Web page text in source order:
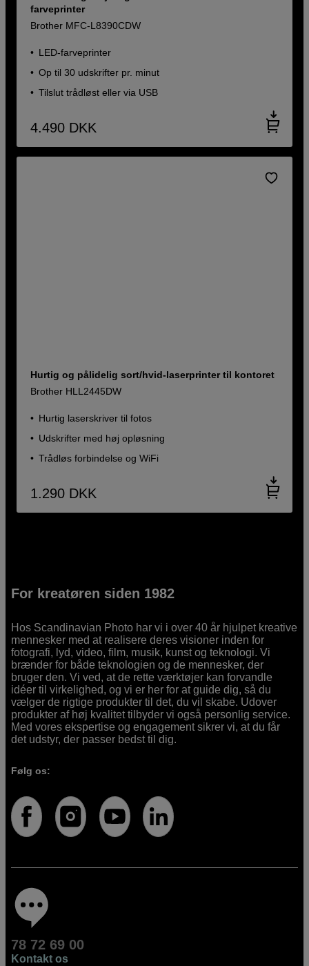
farveprinter
Brother MFC-L8390CDW
LED-farveprinter
Op til 30 udskrifter pr. minut
Tilslut trådløst eller via USB
4.490 DKK
Hurtig og pålidelig sort/hvid-laserprinter til kontoret
Brother HLL2445DW
Hurtig laserskriver til fotos
Udskrifter med høj opløsning
Trådløs forbindelse og WiFi
1.290 DKK
For kreatøren siden 1982
Hos Scandinavian Photo har vi i over 40 år hjulpet kreative
mennesker med at realisere deres visioner inden for
fotografi, lyd, video, film, musik, kunst og teknologi. Vi
brænder for både teknologien og de mennesker, der
bruger den. Vi ved, at de rette værktøjer kan forvandle
idéer til virkelighed, og vi er her for at guide dig, så du
vælger de rigtige produkter til det, du vil skabe. Udover
produkter af høj kvalitet tilbyder vi også personlig service.
Med vores ekspertise og engagement sikrer vi, at du får
det udstyr, der passer bedst til dig.
Følg os:
78 72 69 00
Kontakt os